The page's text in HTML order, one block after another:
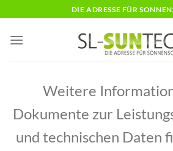
Inhalt
springen
DIE ADRESSE FÜR
Weitere
Dokumente zur
und technischen Daten